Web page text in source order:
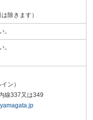
除きます）
。
。
ン）
337又は349